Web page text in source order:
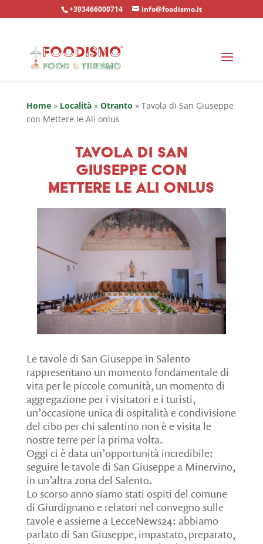
+393466000714 info@foodismo.it
Home» Località» Otranto » Tavola di San Giuseppe
con Mettere le Ali onlus
Tavola di San
Giuseppe con
Mettere le Ali onlus
Le tavole di San Giuseppe in Salento
rappresentano un momento fondamentale di
vita per le piccole comunità, un momento di
aggregazione per i visitatori e i turisti,
un’occasione unica di ospitalità e condivisione
del cibo per chi salentino non è e visita le
nostre terre per la prima volta.
Oggi ci è data un’opportunità incredibile:
seguire le tavole di San Giuseppe a Minervino,
in un’altra zona del Salento.
Lo scorso anno siamo stati ospiti del comune
di Giurdignano e relatori nel convegno sulle
tavole e assieme a LecceNews24: abbiamo
parlato di San Giuseppe, impastato, preparato,